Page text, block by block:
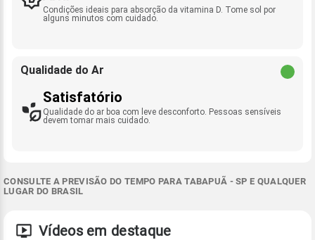
Condições ideais para absorção da vitamina D. Tome sol por
alguns minutos com cuidado.
Qualidade do Ar
Satisfatório
Qualidade do ar boa com leve desconforto. Pessoas sensíveis
devem tomar mais cuidado.
CONSULTE A PREVISÃO DO TEMPO PARA TABAPUÃ - SP E QUALQUER
LUGAR DO BRASIL
Vídeos em destaque